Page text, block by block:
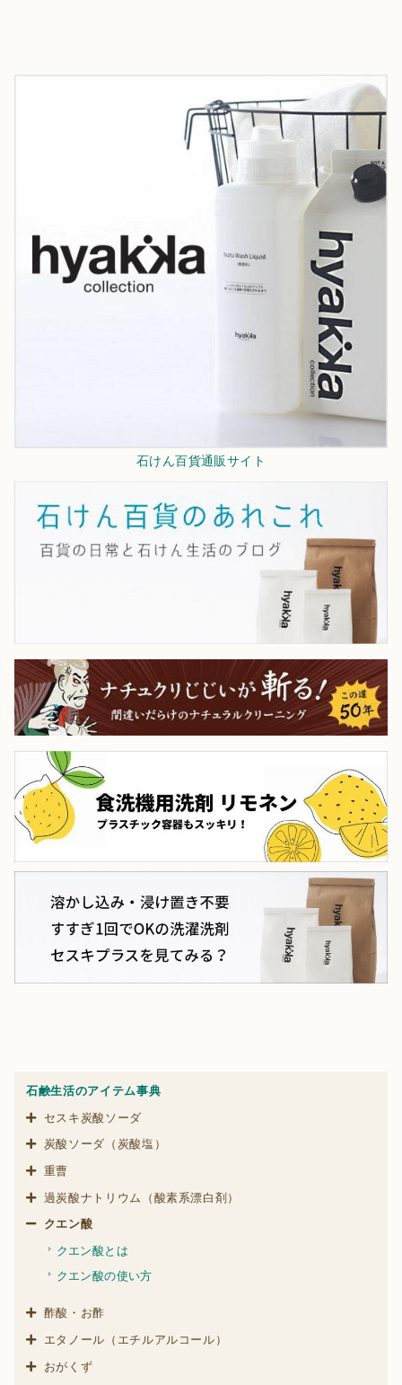
石けん百貨通販サイト
石鹸生活のアイテム事典
セスキ炭酸ソーダ
炭酸ソーダ（炭酸塩）
重曹
過炭酸ナトリウム（酸素系漂白剤）
クエン酸
クエン酸とは
クエン酸の使い方
酢酸・お酢
エタノール（エチルアルコール）
おがくず